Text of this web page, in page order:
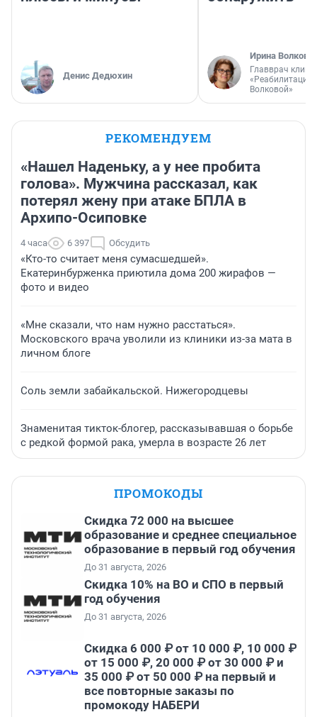
Денис Дедюхин
Ирина Волкова
Главврач
«Реабилитация
Волковой»
РЕКОМЕНДУЕМ
«Нашел Наденьку, а у нее пробита
голова». Мужчина рассказал, как
потерял жену при атаке БПЛА в
Архипо-Осиповке
4 часа 6 397 Обсудить
«Кто-то считает меня сумасшедшей».
Екатеринбурженка приютила дома 200 жирафов —
фото и видео
«Мне сказали, что нам нужно расстаться».
Московского врача уволили из клиники из-за мата в
личном блоге
Соль земли забайкальской. Нижегородцевы
Знаменитая тикток-блогер, рассказывавшая о борьбе
с редкой формой рака, умерла в возрасте 26 лет
ПРОМОКОДЫ
Скидка 72 000 на высшее
образование и среднее специальное
образование в первый год обучения
До 31 августа, 2026
Скидка 10% на ВО и СПО в первый
год обучения
До 31 августа, 2026
Скидка 6 000 ₽ от 10 000 ₽, 10 000 ₽
от 15 000 ₽, 20 000 ₽ от 30 000 ₽ и
35 000 ₽ от 50 000 ₽ на первый и
все повторные заказы по
промокоду НАБЕРИ